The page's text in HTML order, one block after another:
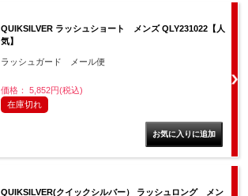
QUIKSILVER ラッシュショート メンズ QLY231022【人
気】
ラッシュガード メール便
価格： 5,852円(税込)
在庫切れ
QUIKSILVER(クイックシルバー） ラッシュロング メン